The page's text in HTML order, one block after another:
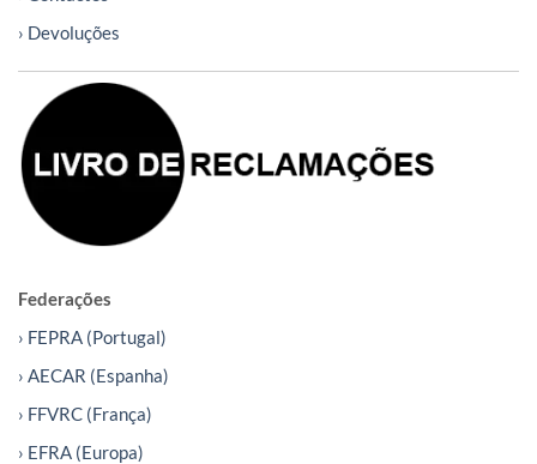
› Devoluções
Federações
› FEPRA (Portugal)
› AECAR (Espanha)
› FFVRC (França)
› EFRA (Europa)